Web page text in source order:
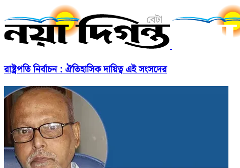
রাষ্ট্রপতি নির্বাচন : ঐতিহাসিক দায়িত্ব এই সংসদের